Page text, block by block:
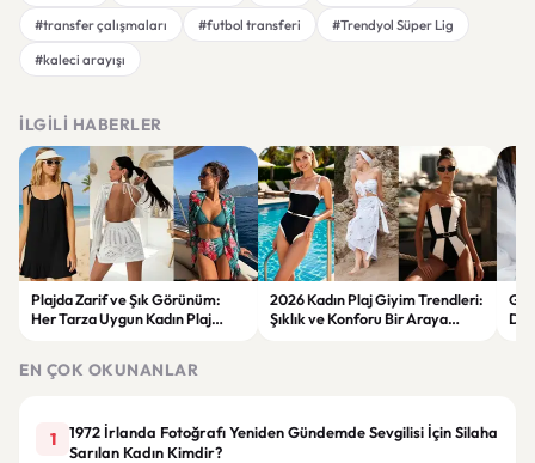
#transfer çalışmaları
#futbol transferi
#Trendyol Süper Lig
#kaleci arayışı
İLGILI HABERLER
Plajda Zarif ve Şık Görünüm:
Her Tarza Uygun Kadın Plaj
2026 Kadın Plaj Giyim Trendleri:
Şıklık ve Konforu Bir Araya
EN ÇOK OKUNANLAR
1
1972 İrlanda Fotoğrafı Yeniden Gündemde Sevgilisi İçin Silaha
Sarılan Kadın Kimdir?